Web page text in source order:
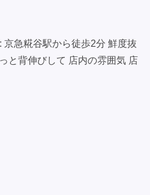
急糀谷駅から徒歩2分 鮮度抜
と背伸びして 店内の雰囲気 店